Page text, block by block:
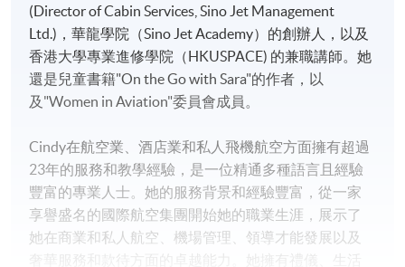
現時接受報名
地點
九龍西分校
F&B Education Hub @ KWC
高級教職員會所Mody貴賓室
15F, KK Leung Building, The University of Hong Kong
(Director of Cabin Services, Sino Jet Management
Ltd.)，華龍學院（Sino Jet Academy）的創辦人，以及
香港大學專業進修學院（HKUSPACE) 的兼職講師。她
還是兒童書籍"On the Go with Sara"的作者，以
及"Women in Aviation"委員會成員。
Cindy在航空業、酒店業和私人飛機航空方面擁有超過
23年的服務和教學經驗，是一位精通多種語言且經驗
豐富的專業人士。她的服務背景和經驗豐富，從一家
享譽盛名的國際航空集團開始她的職業生涯，展示了
她在商業和私人航空、機場管理、領導才能發展以及
奢華服務和款待方面的卓越能力。她擁有禮儀、生活